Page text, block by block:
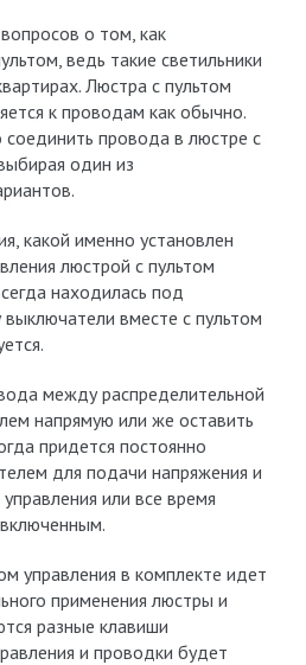
о том, как
ведь такие светильники
Люстра с пультом
к проводам как обычно.
провода в люстре с
один из
какой именно установлен
люстрой с пультом
находилась под
вместе с пультом
между распределительной
напрямую или же оставить
придется постоянно
для подачи напряжения и
или все время
управления в комплекте идет
применения люстры и
разные клавиши
и проводки будет